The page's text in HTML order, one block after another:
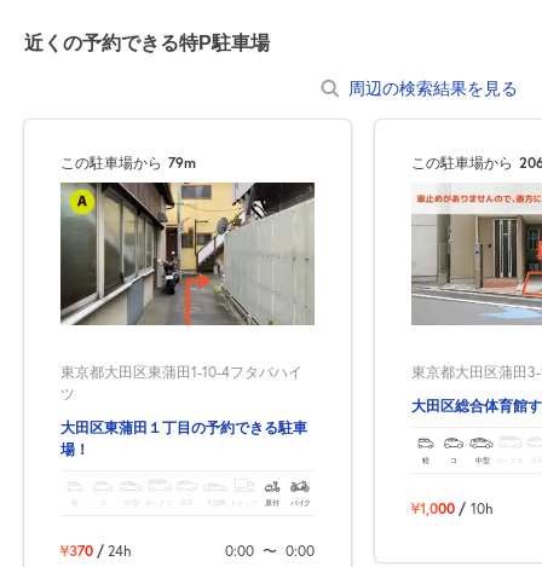
近くの予約できる特P駐車場
周辺の検索結果を見る
この駐車場から 79m
東京都大田区東蒲田1-10-4フタバハイ
ツ
大田区東蒲田１丁目の予約できる駐車
場！
ボックス SUV トラック 原付 バイク
¥370 / 24h 0:00 〜 0:00
この駐車場から
東京都大田区蒲田3-
大田区総合体育館
軽 コ 中型 ボックス
¥1,000 / 10h